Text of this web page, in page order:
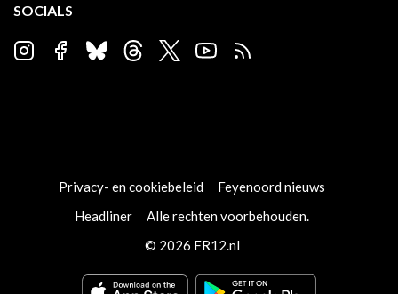
SOCIALS
Privacy- en cookiebeleid
Feyenoord nieuws
Headliner
Alle rechten voorbehouden.
© 2026 FR12.nl